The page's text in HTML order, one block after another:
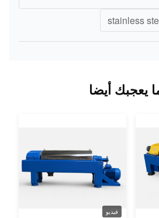
stainless
يعجبك أيضا
فيديو